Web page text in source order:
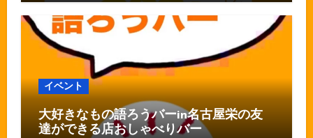
イベント
大好きなもの語ろうバーin名古屋栄の友
達ができる店おしゃべりバー